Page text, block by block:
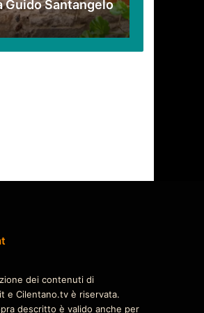
Guido Santangelo
dei contenuti di
e Cilentano.tv è riservata.
descritto è valido anche per